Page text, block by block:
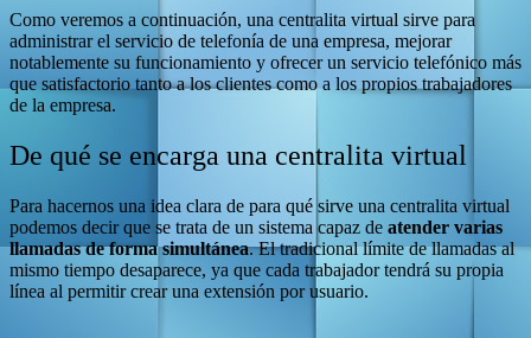
Como veremos a continuación, una centralita virtual sirve para
administrar el servicio de telefonía de una empresa, mejorar
notablemente su funcionamiento y ofrecer un servicio telefónico más
que satisfactorio tanto a los clientes como a los propios trabajadores
de la empresa.
De qué se encarga una centralita virtual
Para hacernos una idea clara de para qué sirve una centralita virtual
podemos decir que se trata de un sistema capaz de atender varias
llamadas de forma simultánea. El tradicional límite de llamadas al
mismo tiempo desaparece, ya que cada trabajador tendrá su propia
línea al permitir crear una extensión por usuario.